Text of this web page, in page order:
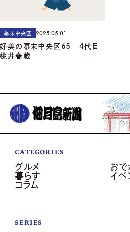
幕末中央区 2025.05.01
好美の幕末中央区65 4代目
桃井春蔵
CATEGORIES
グルメ
おで
暮らす
イベ
コラム
SERIES